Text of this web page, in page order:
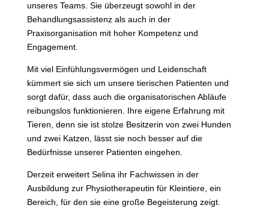
unseres Teams. Sie überzeugt sowohl in der
Behandlungsassistenz als auch in der
Praxisorganisation mit hoher Kompetenz und
Engagement.
Mit viel Einfühlungsvermögen und Leidenschaft
kümmert sie sich um unsere tierischen Patienten und
sorgt dafür, dass auch die organisatorischen Abläufe
reibungslos funktionieren. Ihre eigene Erfahrung mit
Tieren, denn sie ist stolze Besitzerin von zwei Hunden
und zwei Katzen, lässt sie noch besser auf die
Bedürfnisse unserer Patienten eingehen.
Derzeit erweitert Selina ihr Fachwissen in der
Ausbildung zur Physiotherapeutin für Kleintiere, ein
Bereich, für den sie eine große Begeisterung zeigt.